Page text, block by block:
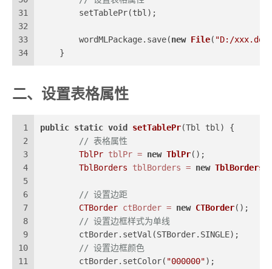
31
32
33
34
        setTablePr(tbl);
        wordMLPackage.save(
new File( "D:/
    }
二、设置表格属性
1
2
3
4
5
6
7
8
9
10
11
public static void setTablePr(Tbl tbl)
{
// 表格属性
TblPr tblPr = new TblPr();
TblBorders
tblBorders = new TblBorders
// 设置边距
CTBorder ctBorder = new CTBorder();
// 设置边框样式为单线
        ctBorder.setVal(STBorder.SINGLE);
// 设置边框颜色
        ctBorder.setColor(
"000000");